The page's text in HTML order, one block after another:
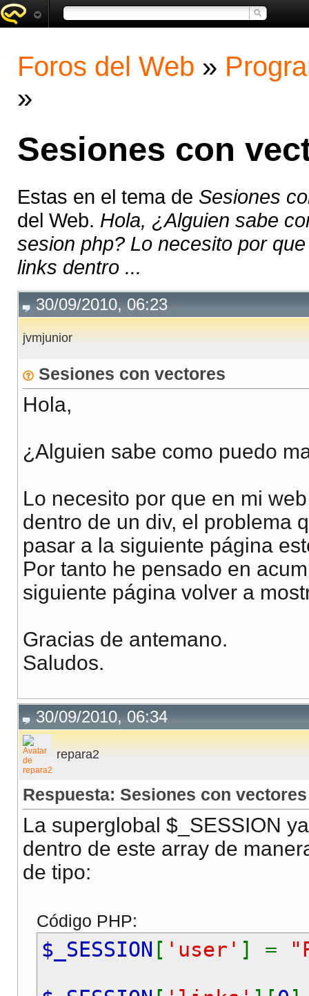
Foros del Web »
»
Sesiones con
Estas en el tema de Sesiones
del Web. Hola, ¿Alguien sabe
sesion php? Lo necesito por
links dentro ...
30/09/2010, 06:23
jvmjunior
Sesiones con vectores
Hola,
¿Alguien sabe como puedo
Lo necesito por que en mi
dentro de un div, el problema
pasar a la siguiente página
Por tanto he pensado en
siguiente página volver a
Gracias de antemano.
Saludos.
30/09/2010, 06:34
repara2
Respuesta: Sesiones con vectores
La superglobal $_SESSION
dentro de este array de
de tipo:
Código PHP:
$_SESSION [ 'user' ] =